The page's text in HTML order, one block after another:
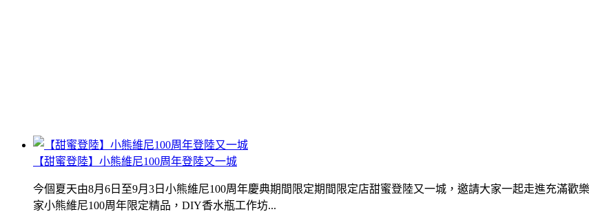
【甜蜜登陸】小熊維尼100周年登陸又一城
今個夏天由8月6日至9月3日小熊維尼100周年慶典期間限定期間限定店甜蜜登陸又一城，邀請大家一起走進充滿
家小熊維尼100周年限定精品，DIY香水瓶工作坊...